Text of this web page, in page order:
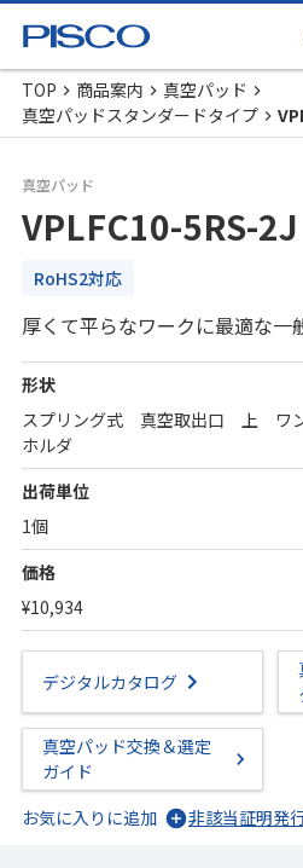
TOP 商品案内
真空パッド
真空パッドスタンダードタイプ
真空パッド
VPLFC10-5RS-2J
RoHS2対応
厚くて平らなワークに最適な一
形状
スプリング式 真空取出口 上 ワ
ホルダ
出荷単位
1個
価格
¥10,934
デジタルカタログ
真空パッド交換＆選定
ガイド
お気に入りに追加
非該当証明発